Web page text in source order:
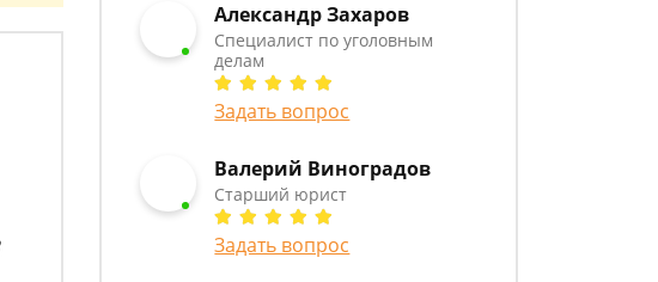
Александр Захаров
Специалист по уголовным
делам
Задать вопрос
Валерий Виноградов
Старший юрист
Задать вопрос